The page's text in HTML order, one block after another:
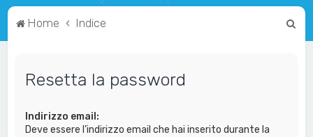
Home Indice
Resetta la password
Indirizzo email:
Deve essere l’indirizzo email che hai inserito durante la